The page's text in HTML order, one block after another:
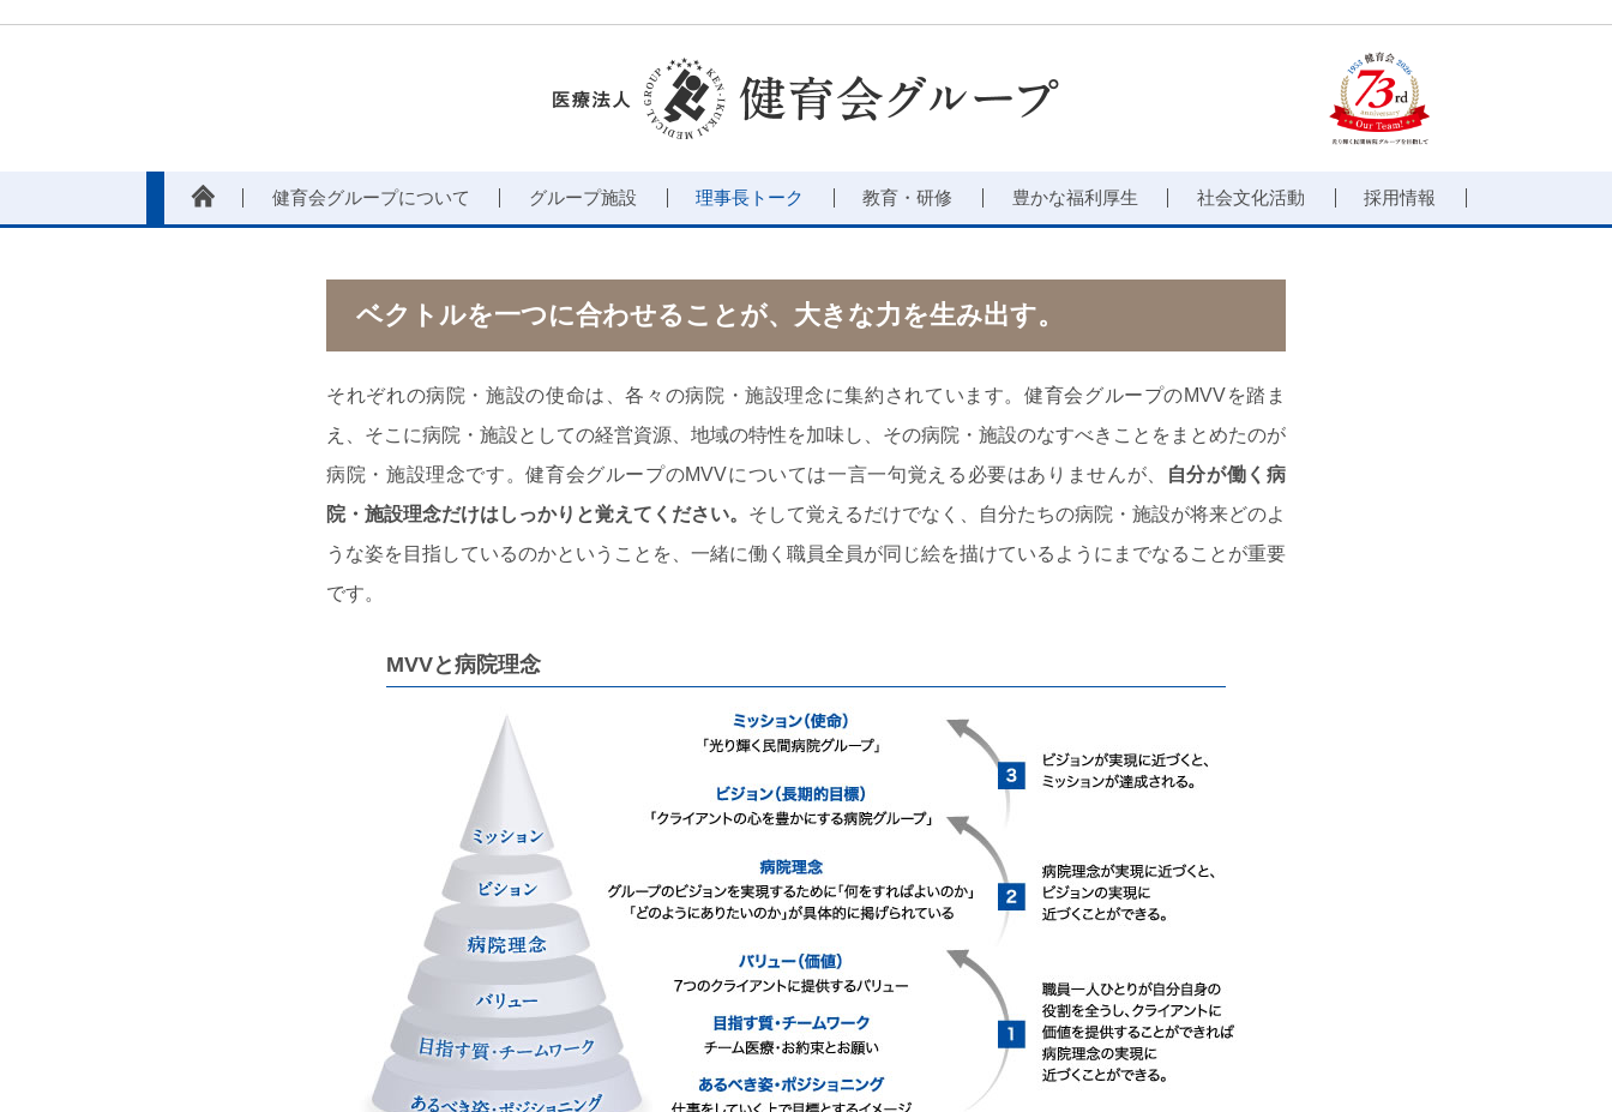
健育会グループについて グループ施設 理事長トーク 教育・研修 豊かな福利厚生 社会文化活動 採用情報
ベクトルを一つに合わせることが、大きな力を生み出す。
それぞれの病院・施設の使命は、各々の病院・施設理念に集約されています。健育会グループのMVVを踏ま
え、そこに病院・施設としての経営資源、地域の特性を加味し、その病院・施設のなすべきことをまとめたのが
病院・施設理念です。健育会グループのMVVについては一言一句覚える必要はありませんが、
自分が働く病
院・施設理念だけはしっかりと覚えてください。 そして覚えるだけでなく、自分たちの病院・施設が将来どのよ
うな姿を目指しているのかということを、一緒に働く職員全員が同じ絵を描けているようにまでなることが重要
です。
MVVと病院理念